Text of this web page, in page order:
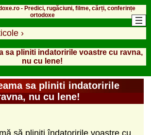
- Predici, rugăciuni, filme, cărți, conferințe
ortodoxe
›
sa pliniti indatoririle voastre cu ravna,
nu cu lene!
sa pliniti indatoririle
nu cu lene!
să pliniţi îndatoririle voastre cu